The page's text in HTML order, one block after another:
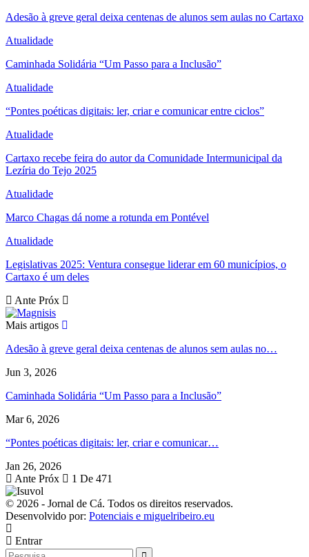
Adesão à greve geral deixa centenas de alunos sem aulas no Cartaxo
Atualidade
Caminhada Solidária “Um Passo para a Inclusão”
Atualidade
“Pontes poéticas digitais: ler, criar e comunicar entre ciclos”
Atualidade
Cartaxo recebe feira do autor da Comunidade Intermunicipal da
Lezíria do Tejo 2025
Atualidade
Marco Chagas dá nome a rotunda em Pontével
Atualidade
Legislativas 2025: Ventura consegue liderar em 60 municípios, o
Cartaxo é um deles
Ante Próx
Mais artigos
Adesão à greve geral deixa centenas de alunos sem aulas no…
Jun 3, 2026
Caminhada Solidária “Um Passo para a Inclusão”
Mar 6, 2026
“Pontes poéticas digitais: ler, criar e comunicar…
Jan 26, 2026
Ante Próx 1 De 471
© 2026 - Jornal de Cá. Todos os direitos reservados.
Desenvolvido por: Potenciais e miguelribeiro.eu
Entrar